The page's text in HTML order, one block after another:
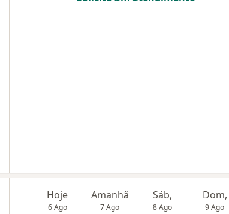
Hoje
6 Ago
Amanhã
7 Ago
Sáb,
8 Ago
Dom,
9 Ago